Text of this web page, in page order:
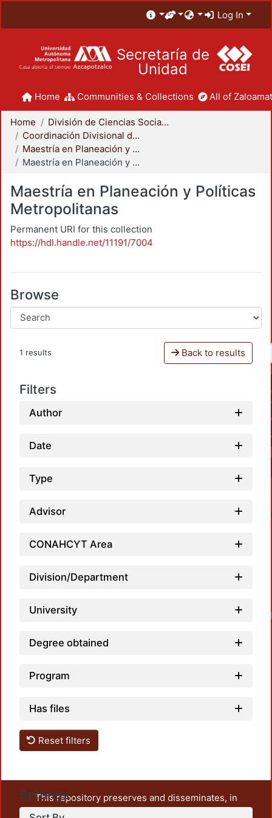
Log In
Secretaría de
Unidad
Home Communities & Collections All of
Home
División de Ciencias Sociales y Humanidades
Coordinación Divisional de Posgrado
Maestría en Planeación y Políticas Metropolitanas
Maestría en Planeación y Políticas Metropolitanas
Maestría en Planeación y Políticas
Metropolitanas
Permanent URI for this collection
https://hdl.handle.net/11191/7004
Browse
1 results Back to results
Filters
Author
Date
Type
Advisor
CONAHCYT Area
Division/Department
University
Degree obtained
Program
Has files
Reset filters
Settings
This repository preserves and disseminates, in
unrestricted open access, the teaching and research